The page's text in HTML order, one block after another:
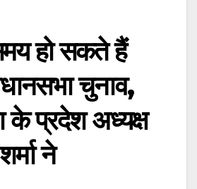
हो सकते हैं
चुनाव,
के प्रदेश अध्यक्ष
ने